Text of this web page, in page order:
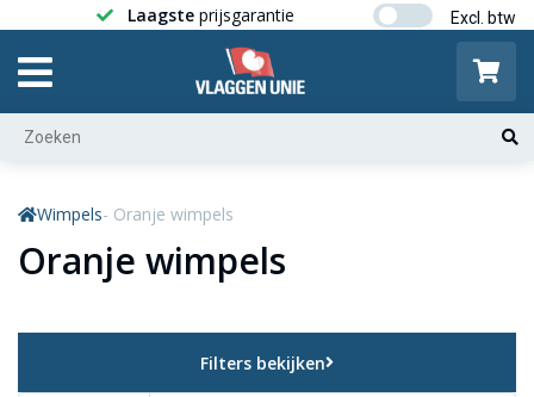
Laagste prijsgarantie Gratis
Wimpels- Oranje wimpels
Oranje wimpels
Filters bekijken